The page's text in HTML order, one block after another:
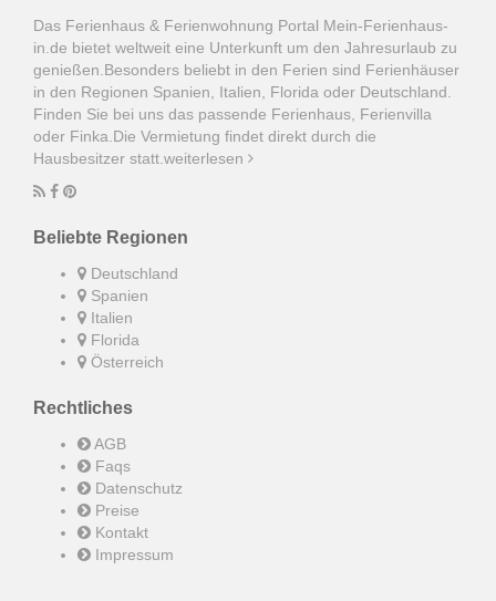
Das Ferienhaus & Ferienwohnung Portal Mein-Ferienhaus-
in.de bietet weltweit eine Unterkunft um den Jahresurlaub zu
genießen.Besonders beliebt in den Ferien sind Ferienhäuser
in den Regionen Spanien, Italien, Florida oder Deutschland.
Finden Sie bei uns das passende Ferienhaus, Ferienvilla
oder Finka.Die Vermietung findet direkt durch die
Hausbesitzer statt. weiterlesen
Beliebte Regionen
Deutschland
Spanien
Italien
Florida
Österreich
Rechtliches
AGB
Faqs
Datenschutz
Preise
Kontakt
Impressum